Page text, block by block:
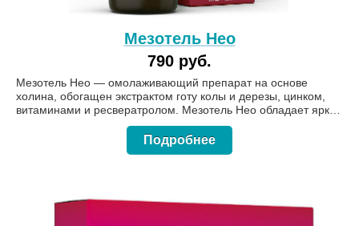
Мезотель Нео
790 руб.
Мезотель Нео — омолаживающий препарат на основе
холина, обогащен экстрактом готу колы и дерезы, цинком,
витаминами и ресвератролом. Мезотель Нео обладает ярко
выраженным антиоксидантным действием, а также
противовирусным и противомикробным, способствует
выведению из организма солей тяжелых металлов и
Подробнее